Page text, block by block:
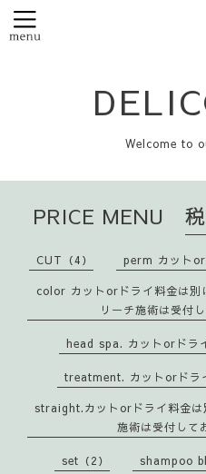
Welcome to
PRICE MENU
CUT（4） perm カットor
color カットorドライ料金は別
リーチ施術は受付
head spa. カットorドラ
treatment. カットorドラ
straight.カットorドライ料金は
施術は受付して
set（2） shampoo